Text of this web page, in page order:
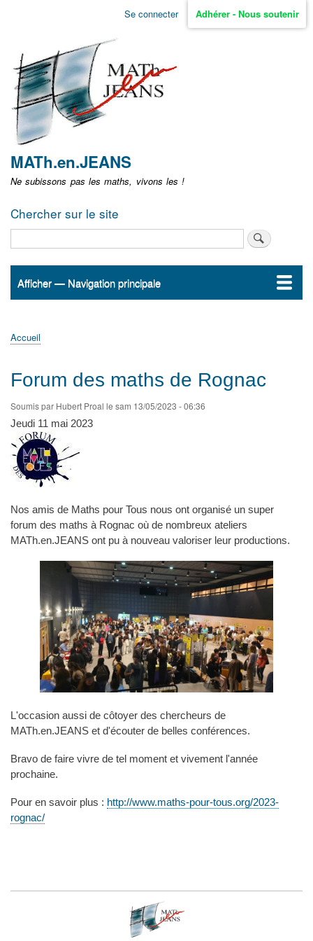
Aller
non
identifié
Se connecter Adhérer - Nous soutenir
MATh.en.JEANS
Ne subissons pas les maths, vivons les !
Chercher sur le site
Navigation
Afficher — Navigation principale
Accueil
ActualitésMATh.en.JEANS ?
Régions et Ateliers
Créer, gérer un atelier
Sujets/Publications
Congrès
d'Ariane
Accueil
Forum des maths de Rognac
Soumis par Hubert Proal le sam 13/05/2023 - 06:36
Jeudi 11 mai 2023
Nos amis de Maths pour Tous nous ont organisé un super
forum des maths à Rognac où de nombreux ateliers
MATh.en.JEANS ont pu à nouveau valoriser leur productions.
L'occasion aussi de côtoyer des chercheurs de
MATh.en.JEANS et d'écouter de belles conférences.
Bravo de faire vivre de tel moment et vivement l'année
prochaine.
Pour en savoir plus : http://www.maths-pour-tous.org/2023-
rognac/